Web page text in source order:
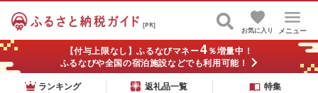
[PR]
メニュー
お気に入り
【付与上限なし】ふるなびマネー4％増量中！
ふるなびや全国の宿泊施設などでも利用可能！
ランキング
返礼品一覧
特集